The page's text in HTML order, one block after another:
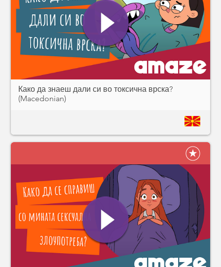
Како да знаеш дали си во токсична врска?
(Macedonian)